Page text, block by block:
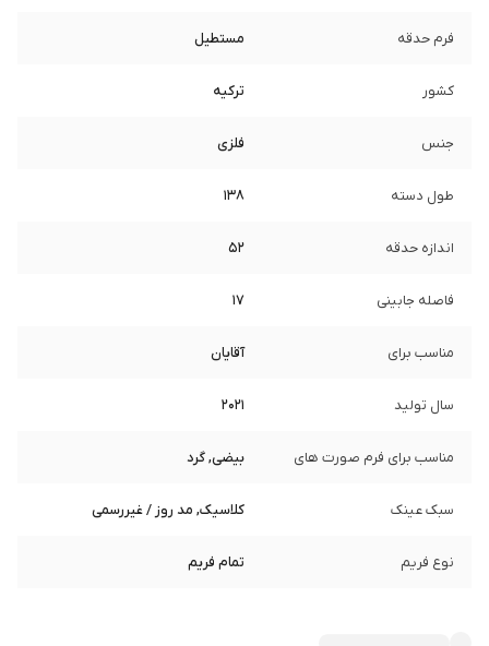
فرم حدقه مستطیل
کشور ترکیه
جنس فلزی
طول دسته 138
اندازه حدقه 52
فاصله جابینی 17
مناسب برای آقایان
سال تولید 2021
مناسب برای فرم صورت های بیضی, گرد
سبک عینک کلاسیک, مد روز / غیررسمی
نوع فریم تمام فریم